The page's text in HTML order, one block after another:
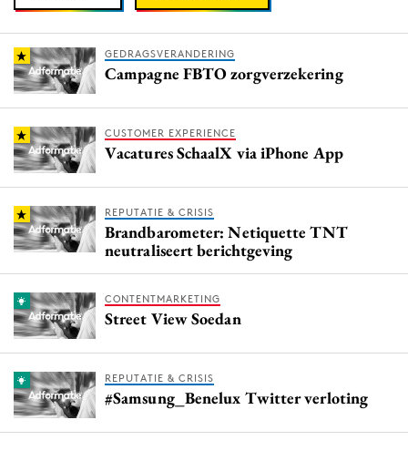
GEDRAGSVERANDERING
Campagne FBTO zorgverzekering
CUSTOMER EXPERIENCE
Vacatures SchaalX via iPhone App
REPUTATIE & CRISIS
Brandbarometer: Netiquette TNT
neutraliseert berichtgeving
CONTENTMARKETING
Street View Soedan
REPUTATIE & CRISIS
#Samsung_Benelux Twitter verloting